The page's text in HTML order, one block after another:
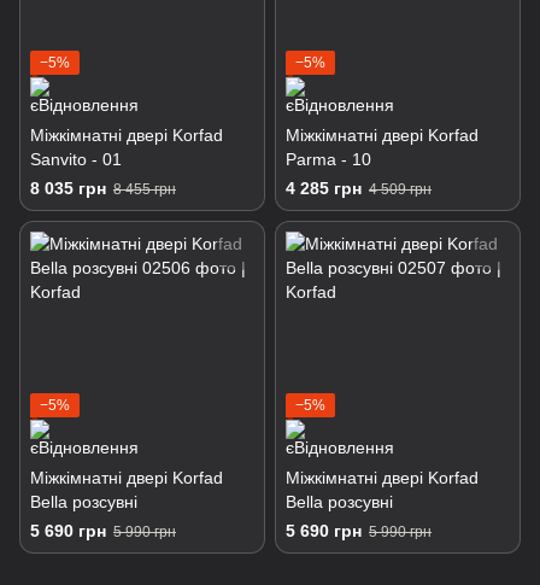
−5%
Міжкімнатні двері Korfad
Sanvito - 01
8 035 грн 8 455 грн
−5%
Міжкімнатні двері Korfad
Parma - 10
4 285 грн 4 509 грн
−5%
Міжкімнатні двері Korfad
Bella розсувні
5 690 грн 5 990 грн
−5%
Міжкімнатні двері Korfad
Bella розсувні
5 690 грн 5 990 грн